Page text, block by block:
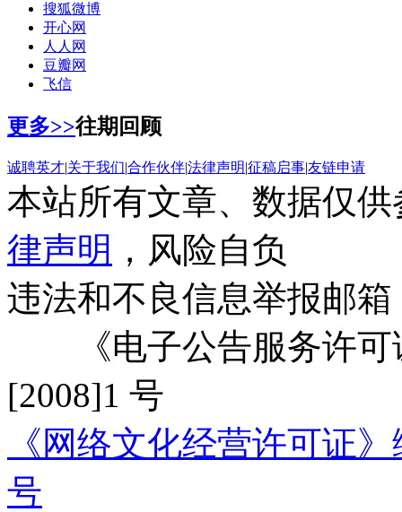
搜狐微博
开心网
人人网
豆瓣网
飞信
更多>>往期回顾
诚聘英才|关于我们|合作伙伴|法律声明|征稿启事|友链申请
本站所有文章、数据仅
律声明 ，风险自负
违法和不良信息举报邮箱
《电子公告服务许可
[2008]1 号
《网络文化经营许可证
号